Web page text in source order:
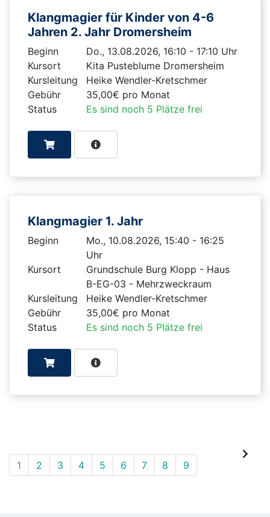
Klangmagier für Kinder von 4-6
Jahren 2. Jahr Dromersheim
Beginn
Do., 13.08.2026, 16:10 - 17:10 Uhr
Kursort
Kita Pusteblume Dromersheim
Kursleitung
Heike Wendler-Kretschmer
Gebühr
35,00€ pro Monat
Status
Es sind noch 5 Plätze frei
Klangmagier 1. Jahr
Beginn
Mo., 10.08.2026, 15:40 - 16:25
Uhr
Kursort
Grundschule Burg Klopp - Haus
B-EG-03 - Mehrzweckraum
Kursleitung
Heike Wendler-Kretschmer
Gebühr
35,00€ pro Monat
Status
Es sind noch 5 Plätze frei
1 2 3 4 5 6 7 8 9